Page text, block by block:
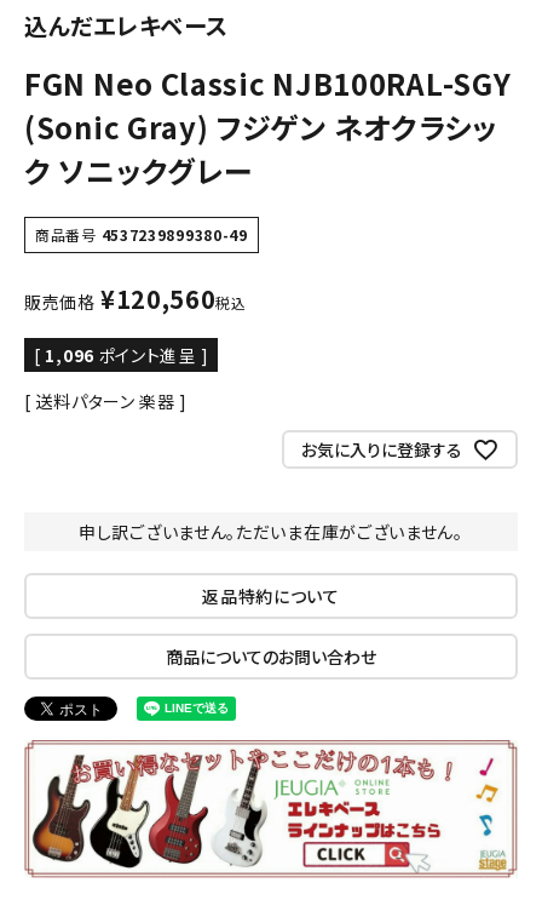
込んだエレキベース
FGN Neo Classic NJB100RAL-SGY
(Sonic Gray) フジゲン ネオクラシッ
ク ソニックグレー
商品番号 4537239899380-49
販売価格 ¥120,560税込
[ 1,096 ポイント進呈 ]
送料パターン 楽器
お気に入りに登録する
申し訳ございません。ただいま在庫がございません。
返品特約について
商品についてのお問い合わせ